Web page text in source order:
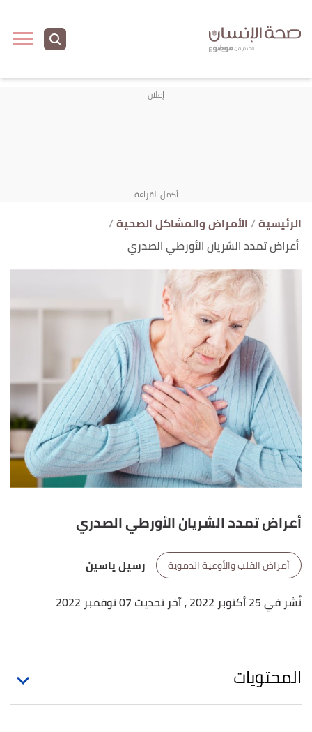
الرئيسية الأمراض والمشاكل الصحية
أعراض تمدد الشريان الأورطي الصدري
أعراض تمدد الشريان الأورطي الصدري
أمراض القلب والأوعية الدموية
رسيل ياسين
نُشر في 25 أكتوبر 2022
، آخر تحديث 07 نوفمبر 2022
المحتويات